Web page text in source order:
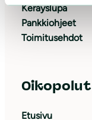
Keräyslupa
Pankkiohjeet
Toimitusehdot
Oikopolut
Etusivu